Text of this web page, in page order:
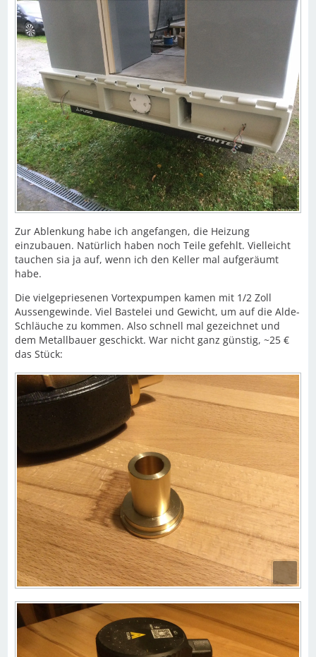
Zur Ablenkung habe ich angefangen, die Heizung
einzubauen. Natürlich haben noch Teile gefehlt. Vielleicht
tauchen sia ja auf, wenn ich den Keller mal aufgeräumt
habe.
Die vielgepriesenen Vortexpumpen kamen mit 1/2 Zoll
Aussengewinde. Viel Bastelei und Gewicht, um auf die Alde-
Schläuche zu kommen. Also schnell mal gezeichnet und
dem Metallbauer geschickt. War nicht ganz günstig, ~25 €
das Stück: